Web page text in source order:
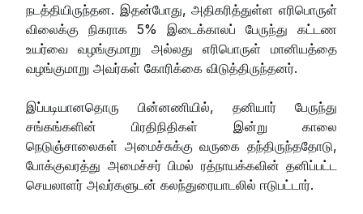
நடத்தியிருந்தன. இதன்போது, அதிகரித்துள்ள எரிபொருள்
விலைக்கு நிகராக 5% இடைக்காலப் பேருந்து கட்டண
உயர்வை வழங்குமாறு அல்லது எரிபொருள் மானியத்தை
வழங்குமாறு அவர்கள் கோரிக்கை விடுத்திருந்தனர்.
இப்படியானதொரு பின்னணியில், தனியார் பேருந்து
சங்கங்களின் பிரதிநிதிகள் இன்று காலை
நெடுஞ்சாலைகள் அமைச்சுக்கு வருகை தந்திருந்ததோடு,
போக்குவரத்து அமைச்சர் பிமல் ரத்நாயக்கவின் தனிப்பட்ட
செயலாளர் அவர்களுடன் கலந்துரையாடலில் ஈடுபட்டார்.